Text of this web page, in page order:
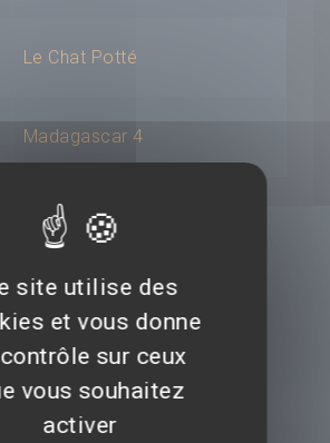
Le Chat Potté
Madagascar 4
site utilise des
et vous donne
sur ceux
vous souhaitez
activer